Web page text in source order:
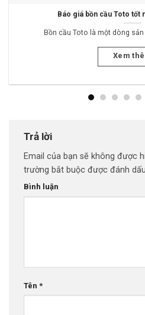
Báo giá bồn cầu Toto tốt
Bồn cầu Toto là một dòng sản
Xem
Trả lời
Email của bạn sẽ không được
trường bắt buộc được đánh dấu
Bình luận
Tên *